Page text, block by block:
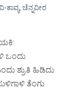
ಕಾವ್ಯ, ಚೆನ್ನವೀರ
ಒಂದು
ಶ್ರುತಿ ಹಿಡಿದು
ತೆಂಗು